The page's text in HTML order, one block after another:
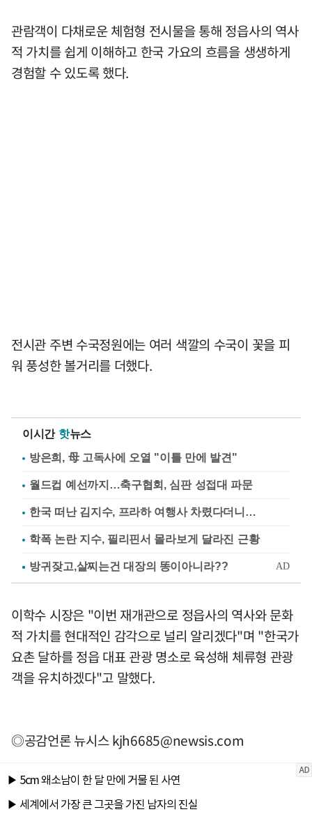
관람객이 다채로운 체험형 전시물을 통해 정읍사의 역사
적 가치를 쉽게 이해하고 한국 가요의 흐름을 생생하게
경험할 수 있도록 했다.
전시관 주변 수국정원에는 여러 색깔의 수국이 꽃을 피
워 풍성한 볼거리를 더했다.
이시간 핫뉴스
방은희, 母 고독사에 오열 "이틀 만에 발견"
월드컵 예선까지…축구협회, 심판 성접대 파문
한국 떠난 김지수, 프라하 여행사 차렸다더니…
학폭 논란 지수, 필리핀서 몰라보게 달라진 근황
이학수 시장은 "이번 재개관으로 정읍사의 역사와 문화
적 가치를 현대적인 감각으로 널리 알리겠다"며 "한국가
요촌 달하를 정읍 대표 관광 명소로 육성해 체류형 관광
객을 유치하겠다"고 말했다.
◎공감언론 뉴시스kjh6685@newsis.com